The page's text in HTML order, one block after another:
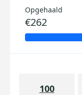
Opgehaald
€262
100